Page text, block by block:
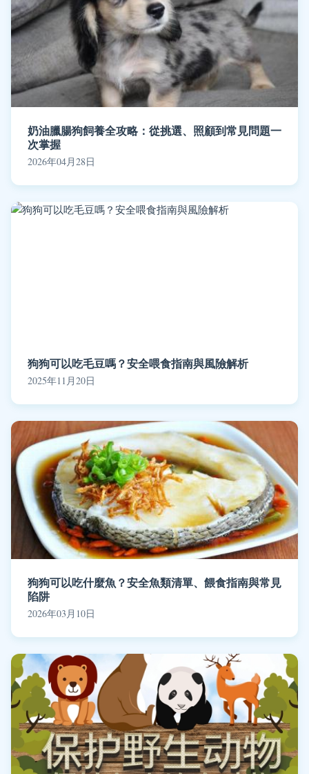
奶油臘腸狗飼養全攻略：從挑選、照顧到常見問題一
次掌握
2026年04月28日
狗狗可以吃毛豆嗎？安全喂食指南與風險解析
2025年11月20日
狗狗可以吃什麼魚？安全魚類清單、餵食指南與常見
陷阱
2026年03月10日